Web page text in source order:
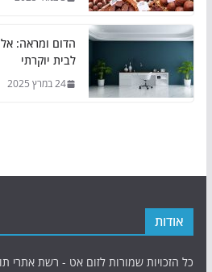
הדום ומראה:
לבית יוקרתי
24 במרץ 2025
אודות
כל הזכויות שמורות לזום אט - רשת אתרי